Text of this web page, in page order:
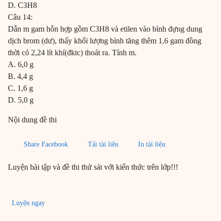
D. C3H8
Câu 14:
Dẫn m gam hỗn hợp gồm C3H8 và etilen vào bình đựng dung
dịch brom (dư), thấy khối lượng bình tăng thêm 1,6 gam đồng
thời có 2,24 lít khí(đktc) thoát ra. Tính m.
A. 6,0 g
B. 4,4 g
C. 1,6 g
D. 5,0 g
Nội dung đề thi
Share Facebook Tải tài liệu In tài liệu
Luyện bài tập và đề thi thử sát với kiến thức trên lớp!!!
Luyện ngay